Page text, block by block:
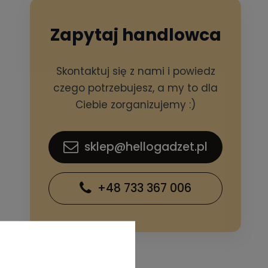
Zapytaj handlowca
Skontaktuj się z nami i powiedz
czego potrzebujesz, a my to dla
Ciebie zorganizujemy :)
sklep@hellogadzet.pl
+48 733 367 006